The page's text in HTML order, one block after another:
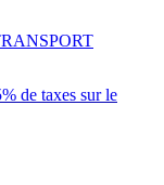
de taxes sur le